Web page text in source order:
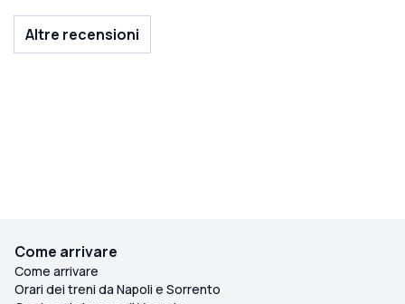
Altre recensioni
Come arrivare
Come arrivare
Orari dei treni da Napoli e Sorrento